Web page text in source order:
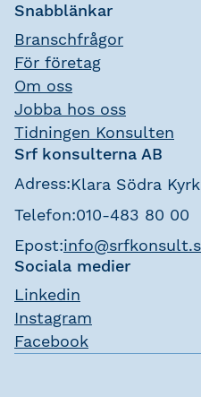
Snabblänkar
Branschfrågor
För företag
Om oss
Jobba hos oss
Tidningen Konsulten
Srf konsulterna AB
Adress:Klara Södra
Telefon:010-483 80 00
Epost:
Sociala medier
Linkedin
Instagram
Facebook